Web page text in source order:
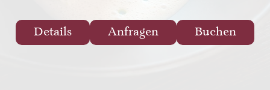
Details Anfragen Buchen